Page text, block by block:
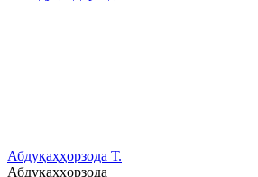
Абдуқаҳҳорзода Т.
Абдуқаҳҳорзода